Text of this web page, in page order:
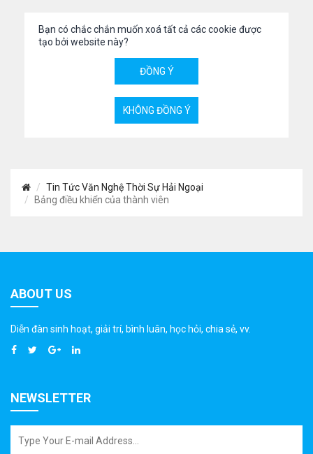
Bạn có chắc chắn muốn xoá tất cả các cookie được
tạo bởi website này?
Tin Tức Văn Nghệ Thời Sự Hải Ngoại
Bảng điều khiển của thành viên
ABOUT US
Diễn đàn sinh hoạt, giải trí, bình luân, học hỏi, chia sẻ, vv.
NEWSLETTER